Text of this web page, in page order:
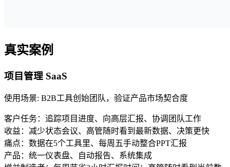
真实案例
项目管理 SaaS
使用场景: B2B工具创始团队，验证产品市场契合度
客户任务：追踪项目进度、向高层汇报、协调团队工作
收益：减少状态会议、高管随时看到最新数据、决策更快
痛点：数据在5个工具里、每周五手动整合PPT汇报
产品：统一仪表盘、自动报告、系统集成